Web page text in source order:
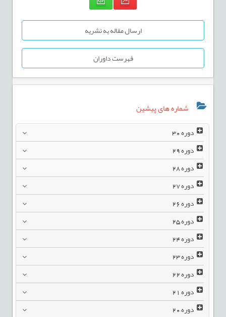
ارسال مقاله به نشریه
فهرست داوران
شماره های پیشین
دوره30
دوره29
دوره28
دوره27
دوره26
دوره25
دوره24
دوره23
دوره22
دوره21
دوره20